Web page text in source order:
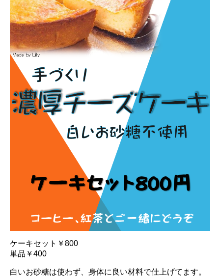
ケーキセット￥800
単品￥400
白いお砂糖は使わず、身体に良い材料で仕上げてます。